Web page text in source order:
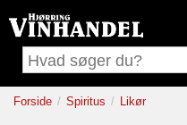
Forside Spiritus Likør